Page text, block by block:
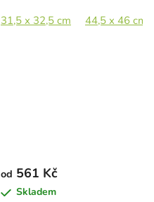
58 x 60 cm 85 x 89 cm
31,5 x 32,5 cm 44,5 x 46 cm
od 561 Kč
Skladem